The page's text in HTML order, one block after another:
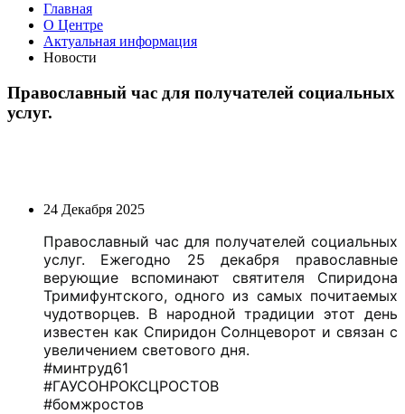
Главная
О Центре
Актуальная информация
Новости
Православный час для получателей социальных
услуг.
24 Декабря 2025
Православный час для получателей социальных
услуг. Ежегодно 25 декабря православные
верующие вспоминают святителя Спиридона
Тримифунтского, одного из самых почитаемых
чудотворцев. В народной традиции этот день
известен как Спиридон Солнцеворот и связан с
увеличением светового дня.
#минтруд61
#ГАУСОНРОКСЦРОСТОВ
#бомжростов